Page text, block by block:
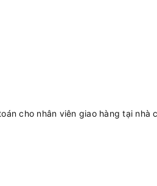
cho nhân viên giao hàng tại nhà